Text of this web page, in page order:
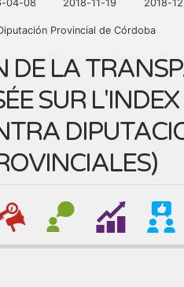
Provincial de Córdoba
04-08 2018-11-19 2018-
DE LA
SUR L'INDEX
)